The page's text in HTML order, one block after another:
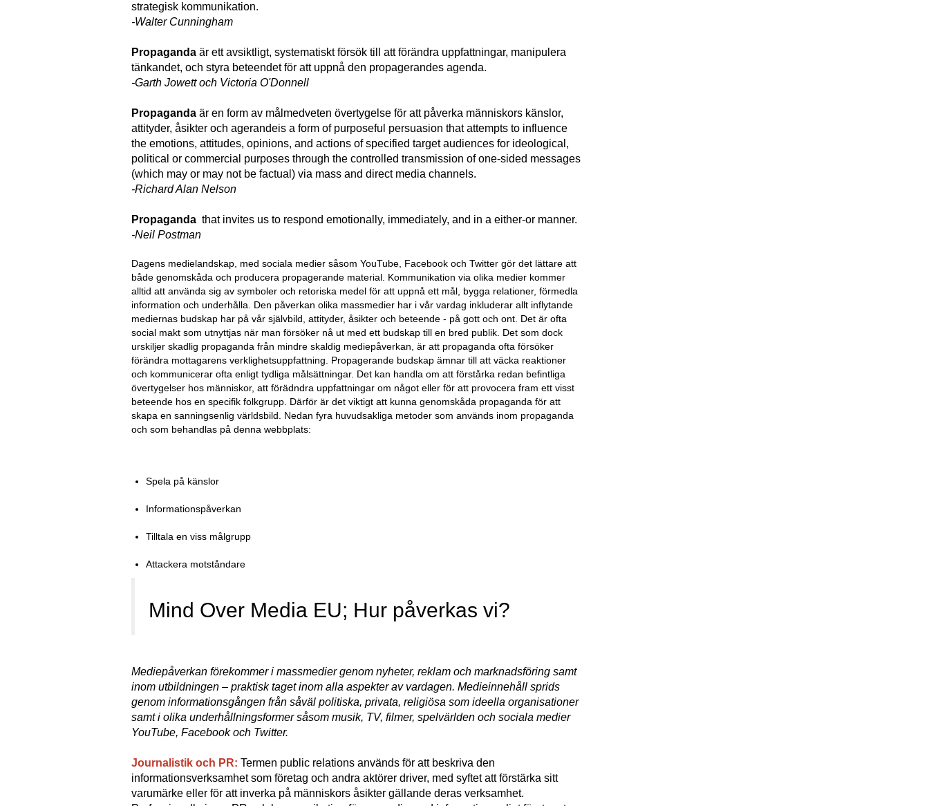
strategisk kommunikation.
-Walter Cunningham
Propaganda är ett avsiktligt, systematiskt försök till att förändra uppfattningar, manipulera
tänkandet, och styra beteendet för att uppnå den propagerandes agenda.
-Garth Jowett och Victoria O'Donnell
Propaganda är en form av målmedveten övertygelse för att påverka människors känslor,
attityder, åsikter och agerandeis a form of purposeful persuasion that attempts to influence
the emotions, attitudes, opinions, and actions of specified target audiences for ideological,
political or commercial purposes through the controlled transmission of one-sided messages
(which may or may not be factual) via mass and direct media channels.
-Richard Alan Nelson
Propaganda that invites us to respond emotionally, immediately, and in a either-or manner.
-Neil Postman
Dagens medielandskap, med sociala medier såsom YouTube, Facebook och Twitter gör det lättare att
både genomskåda och producera propagerande material. Kommunikation via olika medier kommer
alltid att använda sig av symboler och retoriska medel för att uppnå ett mål, bygga relationer, förmedla
information och underhålla. Den påverkan olika massmedier har i vår vardag inkluderar allt inflytande
mediernas budskap har på vår självbild, attityder, åsikter och beteende - på gott och ont. Det är ofta
social makt som utnyttjas när man försöker nå ut med ett budskap till en bred publik. Det som dock
urskiljer skadlig propaganda från mindre skaldig mediepåverkan, är att propaganda ofta försöker
förändra mottagarens verklighetsuppfattning. Propagerande budskap ämnar till att väcka reaktioner
och kommunicerar ofta enligt tydliga målsättningar. Det kan handla om att förstårka redan befintliga
övertygelser hos människor, att förädndra uppfattningar om något eller för att provocera fram ett visst
beteende hos en specifik folkgrupp. Därför är det viktigt att kunna genomskåda propaganda för att
skapa en sanningsenlig världsbild. Nedan fyra huvudsakliga metoder som används inom propaganda
och som behandlas på denna webbplats:
Spela på känslor
Informationspåverkan
Tilltala en viss målgrupp
Attackera motståndare
Mind Over Media EU; Hur påverkas vi?
Mediepåverkan förekommer i massmedier genom nyheter, reklam och marknadsföring samt
inom utbildningen – praktisk taget inom alla aspekter av vardagen. Medieinnehåll sprids
genom informationsgången från såväl politiska, privata, religiösa som ideella organisationer
samt i olika underhållningsformer såsom musik, TV, filmer, spelvärlden och sociala medier
YouTube, Facebook och Twitter.
Journalistik och PR: Termen public relations används för att beskriva den
informationsverksamhet som företag och andra aktörer driver, med syftet att förstärka sitt
varumärke eller för att inverka på människors åsikter gällande deras verksamhet.